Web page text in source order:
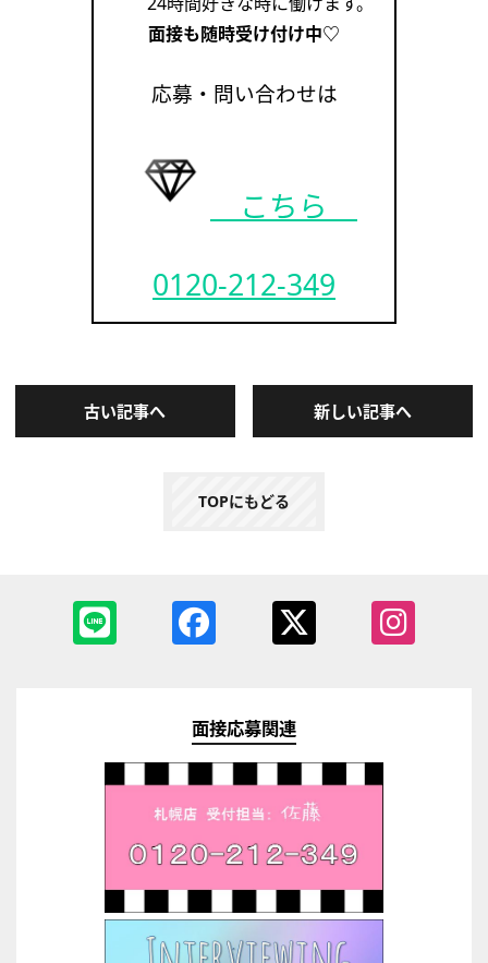
面接も随時受け付け中♡
応募・問い合わせは
こちら
0120-212-349
古い記事へ 新しい記事へ
TOPにもどる
面接応募関連